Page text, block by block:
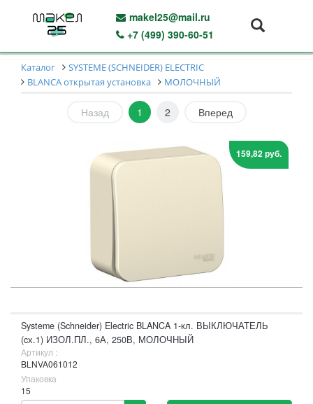
makel25@mail.ru
+7 (499) 390-60-51
Каталог
SYSTEME (SCHNEIDER) ELECTRIC
BLANCA открытая установка
МОЛОЧНЫЙ
Назад 1 2 Вперед
159,82 руб.
Systeme (Schneider) Electric BLANCA 1-кл. ВЫКЛЮЧАТЕЛЬ
(cх.1) ИЗОЛ.ПЛ., 6А, 250В, МОЛОЧНЫЙ
Артикул :
BLNVA061012
Упаковка
15